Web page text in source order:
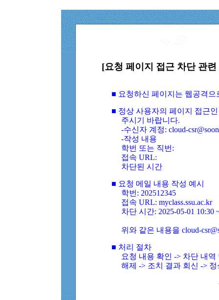
[요청 페이지 접근 차단 관
■ 요청하신 페이지는 웹공격
■ 정상 사용자의 페이지 접근
주시기 바랍니다.
-수신자 계정: cloud-
-작성 내용
학번 또는 직번:
접속 URL:
차단된 시간
■ 요청 메일 내용 작성 예시
학번: 202512345
접속 URL: myclass.ssu.ac.kr
차단 시간: 2025-05-01 10:30
위와 같은 내용을 cloud-
■ 처리 절차
요청 내용 확인 -> 차단 내
해제 -> 조치 결과 회신 ->